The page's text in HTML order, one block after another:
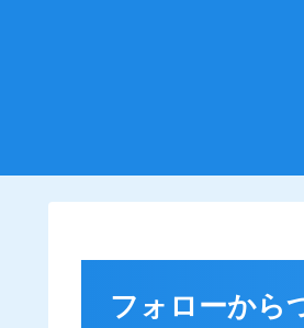
フォローから